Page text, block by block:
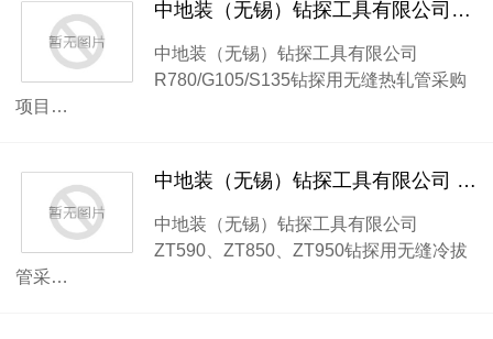
中地装（无锡）钻探工具有限公司R780/G105/S135钻探用无缝热轧管采购项目流标公告
中地装（无锡）钻探工具有限公司
R780/G105/S135钻探用无缝热轧管采购
项目…
中地装（无锡）钻探工具有限公司 ZT590、ZT850、ZT950钻探用无缝冷拔管 采购项目公开招标公告第 1次变更
中地装（无锡）钻探工具有限公司
ZT590、ZT850、ZT950钻探用无缝冷拔
管采…